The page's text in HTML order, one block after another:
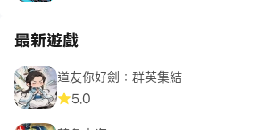
最新遊戲
道友你好劍：群英集結
5.0